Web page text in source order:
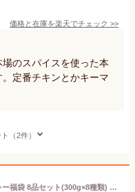
価格と在庫を楽天でチェック >>
のスパイスを使った本
定番チキンとかキーマ
（2件）
13種類から選べるMTR レトルトカレー福袋 8品セット(300g×8種類) 送料無料 ナブラタンコルマ チャナマサラ ダルマカニ パニールバター ミックスベジ ラジママサラ パニールマカニ パニールティッカ カディパコラ ダールフライ 1袋約2人前 詰め合わせ お試しセット 業務用